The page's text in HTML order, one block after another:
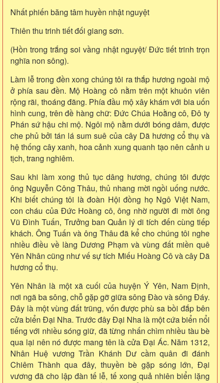
Nhất phiến băng tâm huyền nhật nguyệt
Thiên thu trinh tiết đối giang sơn.
(Hồn trong trắng soi vầng nhật nguyệt/ Đức tiết trinh trọn
nghĩa non sông).
Làm lễ trong đền xong chúng tôi ra thắp hương ngoài mộ
ở phía sau đền. Mộ Hoàng cô nằm trên một khuôn viên
rộng rãi, thoáng đãng. Phía đầu mộ xây khám với bia uốn
hình cung, trên đề hàng chữ: Đức Chúa Hoằng cô, Đô ty
Phán sứ hậu chi mộ. Ngôi mộ nằm dưới bóng dâm, được
che phủ bởi tán lá sum suê của cây Dã hương cổ thụ và
hệ thống cây xanh, hoa cảnh xung quanh tạo nên cảnh u
tịch, trang nghiêm.
Sau khi làm xong thủ tục dâng hương, chúng tôi được
ông Nguyễn Công Thâu, thủ nhang mời ngồi uống nước.
Khi biết chúng tôi là đoàn Hội đồng họ Ngô Việt Nam,
con cháu của Đức Hoàng cô, ông nhờ người đi mời ông
Vũ Đình Tuấn, Trưởng ban Quản lý di tích đến cùng tiếp
khách. Ông Tuấn và ông Thâu đã kể cho chúng tôi nghe
nhiều điều về làng Dương Phạm và vùng đất miền quê
Yên Nhân cũng như vế sự tích Miếu Hoàng Cô và cây Dã
hương cổ thụ.
Yên Nhân là một xã cuối của huyện Ý Yên, Nam Định,
nơi ngã ba sông, chỗ gặp gỡ giữa sông Đào và sông Đáy.
Đây là một vùng đất trũng, vốn được phù sa bồi đắp bên
cửa biển Đại Nha. Trước đây Đại Nha là một cứa biển nổi
tiếng với nhiều sóng giữ, đã từng nhấn chìm nhiều tàu bè
qua lại nên nó được mang tên là cửa Đại Ác. Năm 1312,
Nhân Huệ vương Trần Khánh Dư cầm quân đi đánh
Chiêm Thành qua đây, thuyền bè gặp sóng lớn, Đại
vương đã cho lập đàn tế lễ, tế xong quả nhiên biển lặng